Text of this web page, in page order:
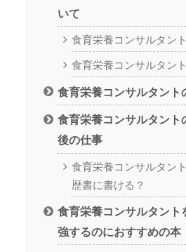
いて
食育栄養コンサルタン
食育栄養コンサルタン
食育栄養コンサルタント
食育栄養コンサルタント
後の仕事
食育栄養コンサルタン
歴書に書ける？
食育栄養コンサルタント
強するのにおすすめの本